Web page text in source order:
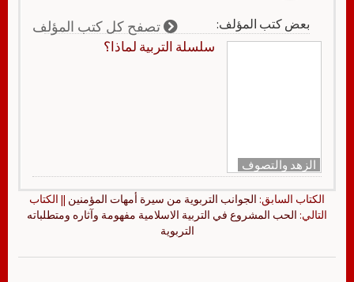
بعض كتب المؤلف: تصفح كل كتب المؤلف
الزهد والتصوف
سلسلة التربية لماذا؟
الكتاب السابق: الجوانب التربوية من سيرة أمهات المؤمنين || الكتاب
التالي: الحب المشروع في التربية الاسلامية مفهومة وآثاره ومتطلباته
التربوية